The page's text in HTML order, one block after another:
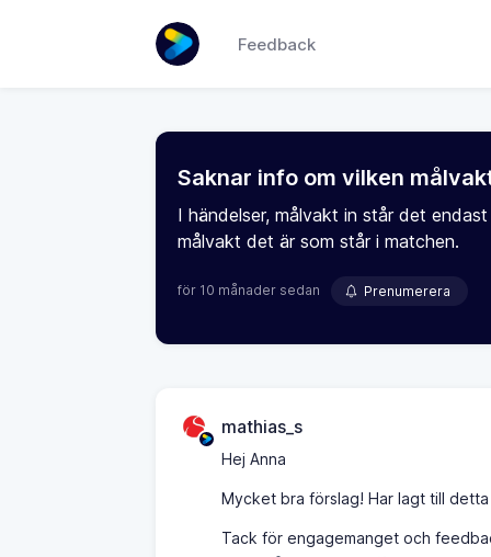
Feedback
Saknar info om vilken
I händelser, målvakt in står det
målvakt det är som står i matchen.
för 10 månader sedan Prenumerera
mathias_s
Hej Anna
Mycket bra förslag! Har lagt till
Tack för engagemanget och